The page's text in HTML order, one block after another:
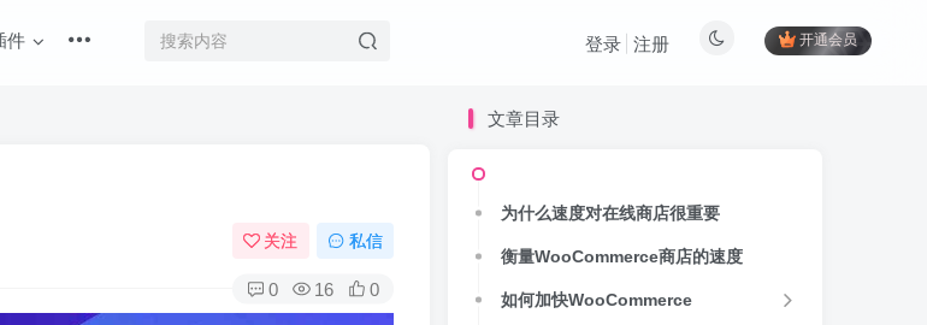
件 开通会员
登录 注册
关注 私信
0 16 0
文章目录
为什么速度对在线商店很重要
衡量WooCommerce商店的速度
如何加快WooCommerce